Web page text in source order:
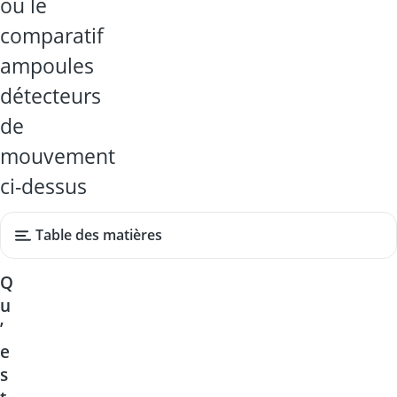
comparatif
ampoules
détecteurs
de
mouvement
ci-dessus
Table des matières
Q
u
’
e
s